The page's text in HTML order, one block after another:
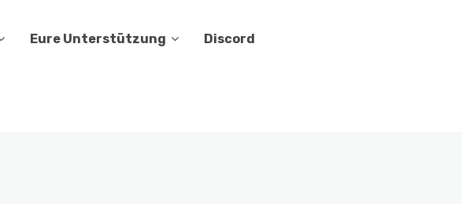
Eure Unterstützung Discord